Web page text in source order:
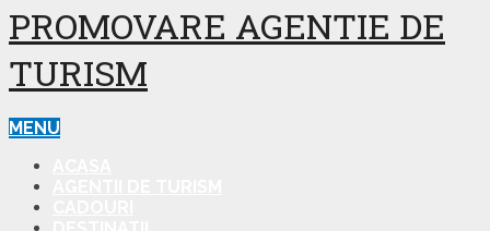
PROMOVARE AGENTIE DE
TURISM
MENU